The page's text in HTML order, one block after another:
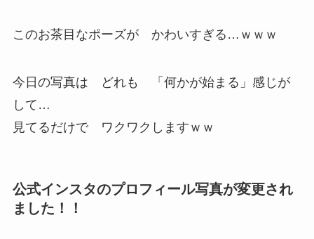
このお茶目なポーズが かわいすぎる…ｗｗｗ
今日の写真は どれも 「何かが始まる」感じが
して…
見てるだけで ワクワクしますｗｗ
公式インスタのプロフィール写真が変更され
ました！！